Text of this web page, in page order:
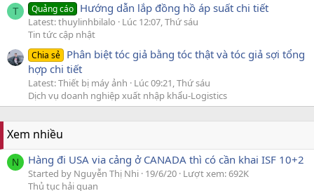
T Quảng cáo Hướng dẫn lắp đồng hồ áp suất chi tiết
Latest: thuylinhbilalo
Lúc 12:07, Thứ sáu
Tin tức cập nhật
Chia sẻ Phân biệt tóc giả bằng tóc thật và tóc giả sợi tổng
hợp chi tiết
Latest: Thiết bị máy ảnh
Lúc 09:21, Thứ sáu
Dịch vụ doanh nghiệp xuất nhập khẩu-Logistics
Xem nhiều
N Hàng đi USA via cảng ở CANADA thì có cần khai ISF 10+2
Started by Nguyễn Thị Nhi 19/6/20 Lượt xem: 692K
Thủ tục hải quan